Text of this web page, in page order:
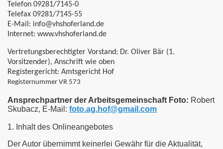
Telefon 09281/7145-0
Telefax 09281/7145-55
E-Mail: info@vhshoferland.de
Internet: www.vhshoferland.de
Vertretungsberechtigter Vorstand: Dr. Oliver Bär (1.
Vorsitzender), Anschrift wie oben
Registergericht: Amtsgericht Hof
Registernummer VR 573
Ansprechpartner der Arbeitsgemeinschaft Foto: Robert
Skubacz, E-Mail: foto.ag.hof@gmail.com
1. Inhalt des Onlineangebotes
Der Autor übernimmt keinerlei Gewähr für die Aktualität,